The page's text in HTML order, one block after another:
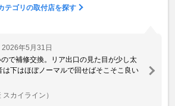
テゴリの取付店を探す
2026年5月31日
で補修交換。リア出口の見た目が少し太
は下はほぼノーマルで回せばそこそこ良い
スカイライン）